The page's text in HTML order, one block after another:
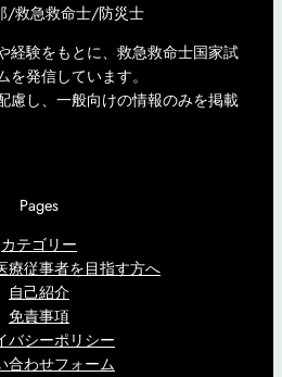
/救急救命士/防災士
経験をもとに、救急救命士国家試
発信しています。
慮し、一般向けの情報のみを掲載
Pages
カテゴリー
療従事者を目指す方へ
自己紹介
免責事項
バシーポリシー
合わせフォーム